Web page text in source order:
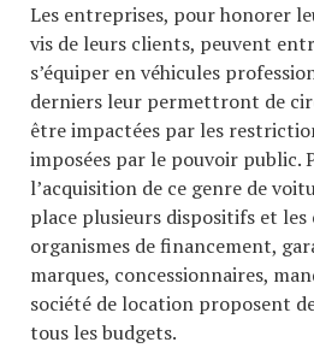
Les entreprises, pour honorer
vis de leurs clients, peuvent
s’équiper en véhicules
derniers leur permettront de
être impactées par les
imposées par le pouvoir public.
l’acquisition de ce genre de
place plusieurs dispositifs et
organismes de financement,
marques, concessionnaires,
société de location proposent
tous les budgets.